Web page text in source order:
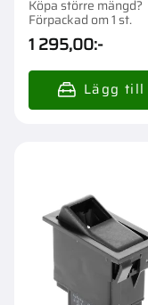
Köpa större mängd?
Förpackad om 1 st.
1 295,00:-